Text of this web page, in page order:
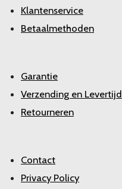
Klantenservice
Betaalmethoden
Garantie
Verzending en Levertijd
Retourneren
Contact
Privacy Policy